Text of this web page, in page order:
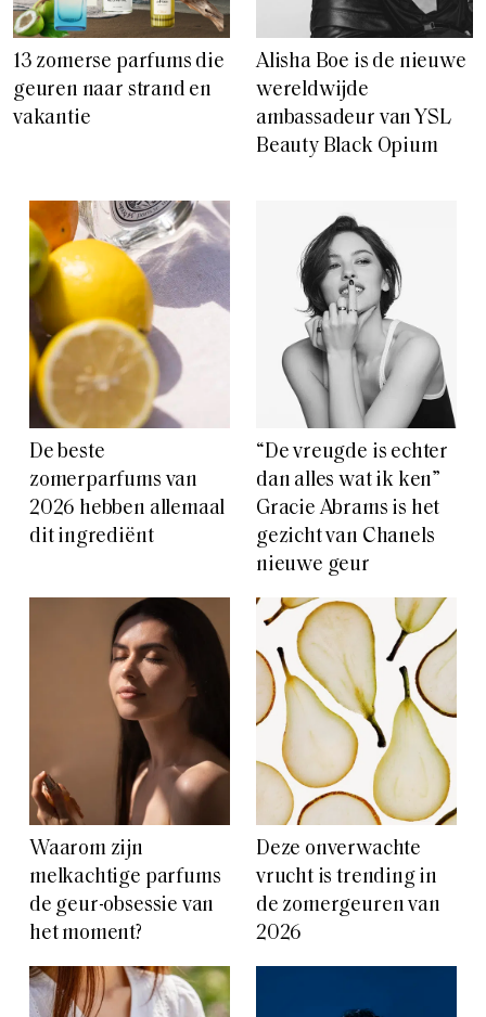
13 zomerse parfums die
geuren naar strand en
vakantie
Alisha Boe is de nieuwe
wereldwijde
ambassadeur van YSL
Beauty Black Opium
De beste
zomerparfums van
2026 hebben allemaal
dit ingrediënt
“De vreugde is echter
dan alles wat ik ken”
Gracie Abrams is het
gezicht van Chanels
nieuwe geur
Waarom zijn
melkachtige parfums
de geur-obsessie van
het moment?
Deze onverwachte
vrucht is trending in
de zomergeuren van
2026